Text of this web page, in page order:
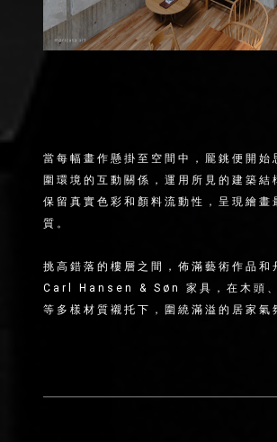
當每幅畫作懸掛至空間中，龎銚便開始
圍環境的互動關係，運用所見的建築結
保留真實色彩和顏料流動性，呈現繪畫
質。
挑高錯落的樓層之間，佈滿藝術作品和
Carl Hansen & Søn 家具，在木頭、
等多樣材質襯托下，圍繞滿溢的居家氣